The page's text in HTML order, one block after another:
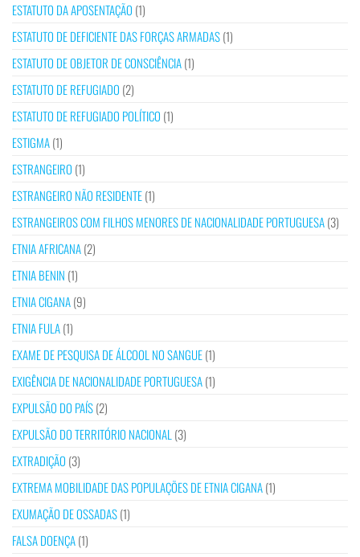
ESTATUTO DA APOSENTAÇÃO (1)
ESTATUTO DE DEFICIENTE DAS FORÇAS ARMADAS(1)
ESTATUTO DE OBJETOR DE CONSCIÊNCIA(1)
ESTATUTO DE REFUGIADO (2)
ESTATUTO DE REFUGIADO POLÍTICO (1)
ESTIGMA(1)
ESTRANGEIRO (1)
ESTRANGEIRO NÃO RESIDENTE(1)
ESTRANGEIROS COM FILHOS MENORES DE NACIONALIDADE PORTUGUESA(3)
ETNIA AFRICANA(2)
ETNIA BENIN (1)
ETNIA CIGANA(9)
ETNIA FULA(1)
EXAME DE PESQUISA DE ÁLCOOL NO SANGUE(1)
EXIGÊNCIA DE NACIONALIDADE PORTUGUESA(1)
EXPULSÃO DO PAÍS(2)
EXPULSÃO DO TERRITÓRIO NACIONAL (3)
EXTRADIÇÃO (3)
EXTREMA MOBILIDADE DAS POPULAÇÕES DE ETNIA CIGANA(1)
EXUMAÇÃO DE OSSADAS(1)
FALSA DOENÇA(1)